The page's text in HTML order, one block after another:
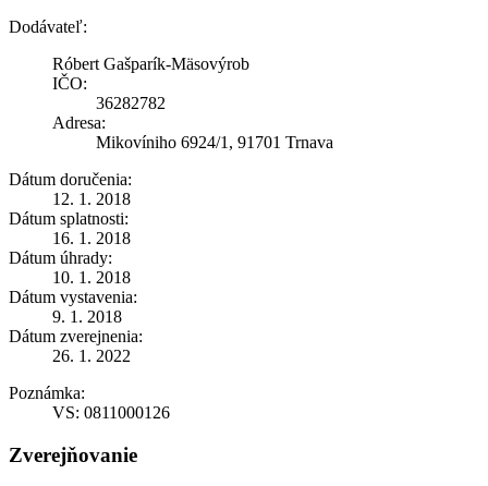
Dodávateľ:
Róbert Gašparík-Mäsovýrob
IČO:
36282782
Adresa:
Mikovíniho 6924/1, 91701 Trnava
Dátum doručenia:
12. 1. 2018
Dátum splatnosti:
16. 1. 2018
Dátum úhrady:
10. 1. 2018
Dátum vystavenia:
9. 1. 2018
Dátum zverejnenia:
26. 1. 2022
Poznámka:
VS: 0811000126
Zverejňovanie